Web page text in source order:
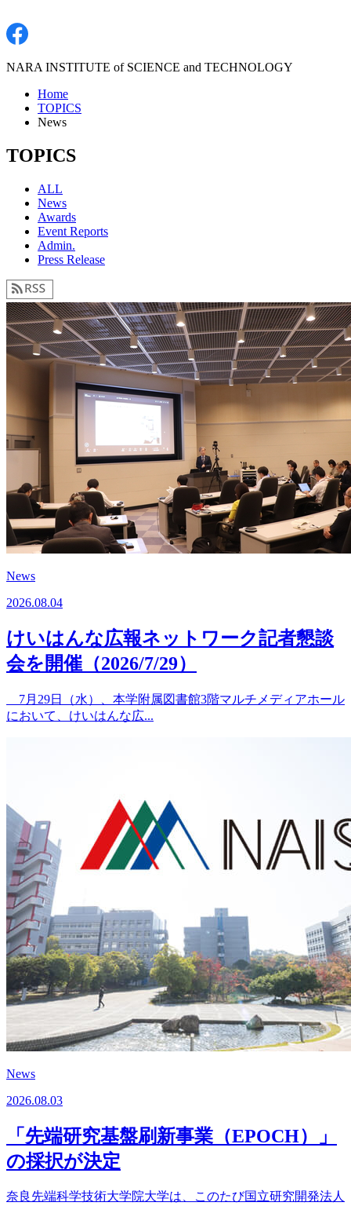
NARA INSTITUTE of SCIENCE and TECHNOLOGY
Home
TOPICS
News
TOPICS
ALL
News
Awards
Event Reports
Admin.
Press Release
News
2026.08.04
けいはんな広報ネットワーク記者懇談
会を開催（2026/7/29）
7月29日（水）、本学附属図書館3階マルチメディアホール
において、けいはんな広...
News
2026.08.03
「先端研究基盤刷新事業（EPOCH）」
の採択が決定
奈良先端科学技術大学院大学は、このたび国立研究開発法人